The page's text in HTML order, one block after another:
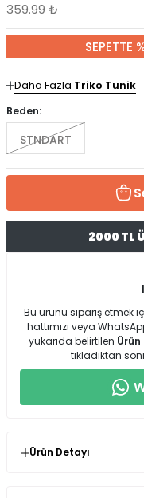
359.99₺
SEPETTE
Daha Fazla Triko Tunik
Beden:
STNDART
2000 TL
Bu ürünü sipariş etmek
hattımızı veya
yukarıda belirtilen Ürün
tıkladıktan
Ürün Detayı